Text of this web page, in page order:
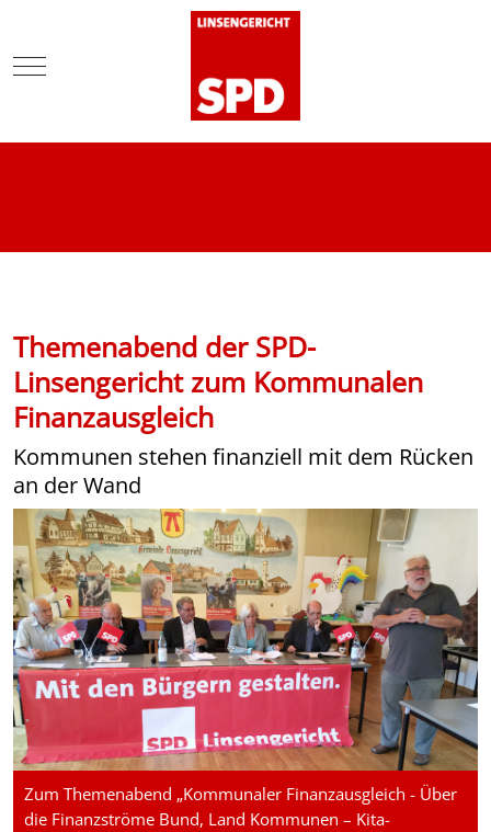
Mobile Menu Toggle
Themenabend der SPD-
Linsengericht zum Kommunalen
Finanzausgleich
Kommunen stehen finanziell mit dem Rücken
an der Wand
Zum Themenabend „Kommunaler Finanzausgleich - Über
die Finanzströme Bund, Land Kommunen – Kita-